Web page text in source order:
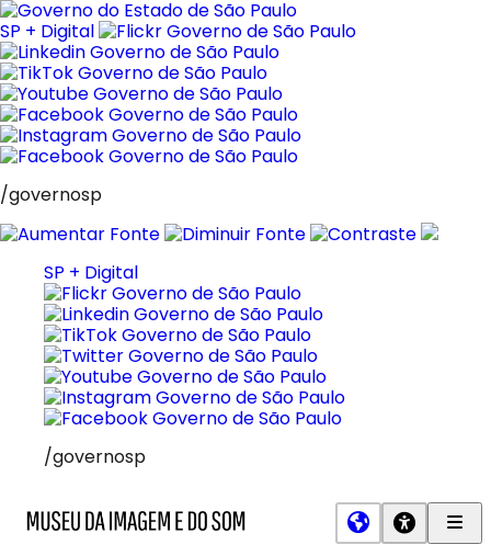
Pular
para
o
conteúdo
SP + Digital
/governosp
SP + Digital
/governosp